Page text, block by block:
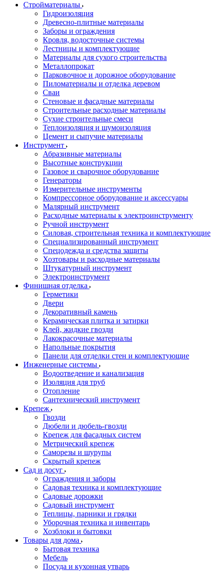
Стройматериалы
Гидроизоляция
Древесно-плитные материалы
Заборы и ограждения
Кровля, водосточные системы
Лестницы и комплектующие
Материалы для сухого строительства
Металлопрокат
Парковочное и дорожное оборудование
Пиломатериалы и отделка деревом
Сваи
Стеновые и фасадные материалы
Строительные расходные материалы
Сухие строительные смеси
Теплоизоляция и шумоизоляция
Цемент и сыпучие материалы
Инструмент
Абразивные материалы
Высотные конструкции
Газовое и сварочное оборудование
Генераторы
Измерительные инструменты
Компрессорное оборудование и аксессуары
Малярный инструмент
Расходные материалы к электроинструменту
Ручной инструмент
Силовая, строительная техника и комплектующие
Специализированный инструмент
Спецодежда и средства защиты
Хозтовары и расходные материалы
Штукатурный инструмент
Электроинструмент
Финишная отделка
Герметики
Двери
Декоративный камень
Керамическая плитка и затирки
Клей, жидкие гвозди
Лакокрасочные материалы
Напольные покрытия
Панели для отделки стен и комплектующие
Инженерные системы
Водоотведение и канализация
Изоляция для труб
Отопление
Сантехнический инструмент
Крепеж
Гвозди
Дюбели и дюбель-гвозди
Крепеж для фасадных систем
Метрический крепеж
Саморезы и шурупы
Скрытый крепеж
Сад и досуг
Ограждения и заборы
Садовая техника и комплектующие
Садовые дорожки
Садовый инструмент
Теплицы, парники и грядки
Уборочная техника и инвентарь
Хозблоки и бытовки
Товары для дома
Бытовая техника
Мебель
Посуда и кухонная утварь